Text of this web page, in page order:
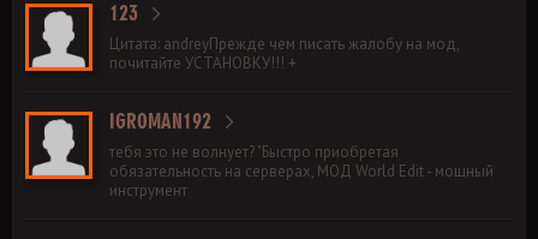
123
Цитата: andreyПрежде чем писать жалобу на мод,
почитайте УСТАНОВКУ!!! +
IGROMAN192
тебя это не волнует? "Быстро приобретая
обязательность на серверах, МОД World Edit - мощный
инструмент